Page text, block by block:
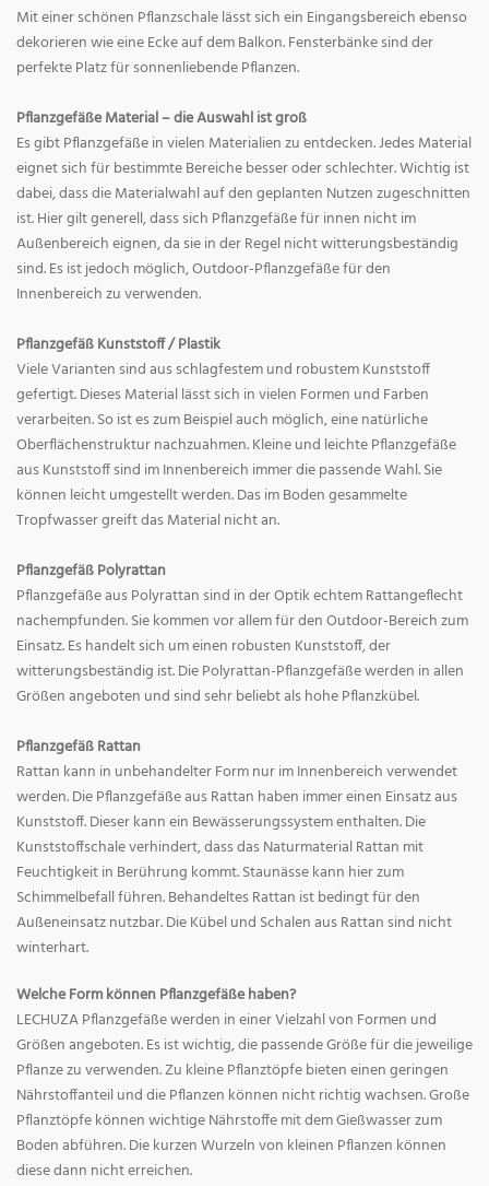
Mit einer schönen Pflanzschale lässt sich ein Eingangsbereich ebenso
dekorieren wie eine Ecke auf dem Balkon. Fensterbänke sind der
perfekte Platz für sonnenliebende Pflanzen.
Pflanzgefäße Material – die Auswahl ist groß
Es gibt Pflanzgefäße in vielen Materialien zu entdecken. Jedes Material
eignet sich für bestimmte Bereiche besser oder schlechter. Wichtig ist
dabei, dass die Materialwahl auf den geplanten Nutzen zugeschnitten
ist. Hier gilt generell, dass sich Pflanzgefäße für innen nicht im
Außenbereich eignen, da sie in der Regel nicht witterungsbeständig
sind. Es ist jedoch möglich, Outdoor-Pflanzgefäße für den
Innenbereich zu verwenden.
Pflanzgefäß Kunststoff / Plastik
Viele Varianten sind aus schlagfestem und robustem Kunststoff
gefertigt. Dieses Material lässt sich in vielen Formen und Farben
verarbeiten. So ist es zum Beispiel auch möglich, eine natürliche
Oberflächenstruktur nachzuahmen. Kleine und leichte Pflanzgefäße
aus Kunststoff sind im Innenbereich immer die passende Wahl. Sie
können leicht umgestellt werden. Das im Boden gesammelte
Tropfwasser greift das Material nicht an.
Pflanzgefäß Polyrattan
Pflanzgefäße aus Polyrattan sind in der Optik echtem Rattangeflecht
nachempfunden. Sie kommen vor allem für den Outdoor-Bereich zum
Einsatz. Es handelt sich um einen robusten Kunststoff, der
witterungsbeständig ist. Die Polyrattan-Pflanzgefäße werden in allen
Größen angeboten und sind sehr beliebt als hohe Pflanzkübel.
Pflanzgefäß Rattan
Rattan kann in unbehandelter Form nur im Innenbereich verwendet
werden. Die Pflanzgefäße aus Rattan haben immer einen Einsatz aus
Kunststoff. Dieser kann ein Bewässerungssystem enthalten. Die
Kunststoffschale verhindert, dass das Naturmaterial Rattan mit
Feuchtigkeit in Berührung kommt. Staunässe kann hier zum
Schimmelbefall führen. Behandeltes Rattan ist bedingt für den
Außeneinsatz nutzbar. Die Kübel und Schalen aus Rattan sind nicht
winterhart.
Welche Form können Pflanzgefäße haben?
LECHUZA Pflanzgefäße werden in einer Vielzahl von Formen und
Größen angeboten. Es ist wichtig, die passende Größe für die jeweilige
Pflanze zu verwenden. Zu kleine Pflanztöpfe bieten einen geringen
Nährstoffanteil und die Pflanzen können nicht richtig wachsen. Große
Pflanztöpfe können wichtige Nährstoffe mit dem Gießwasser zum
Boden abführen. Die kurzen Wurzeln von kleinen Pflanzen können
diese dann nicht erreichen.